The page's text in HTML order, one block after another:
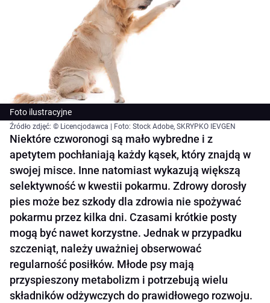
Foto ilustracyjne
Źródło zdjęć: © Licencjodawca | Foto: Stock Adobe, SKRYPKO IEVGEN
Niektóre czworonogi są mało wybredne i z
apetytem pochłaniają każdy kąsek, który znajdą w
swojej misce. Inne natomiast wykazują większą
selektywność w kwestii pokarmu. Zdrowy dorosły
pies może bez szkody dla zdrowia nie spożywać
pokarmu przez kilka dni. Czasami krótkie posty
mogą być nawet korzystne. Jednak w przypadku
szczeniąt, należy uważniej obserwować
regularność posiłków. Młode psy mają
przyspieszony metabolizm i potrzebują wielu
składników odżywczych do prawidłowego rozwoju.